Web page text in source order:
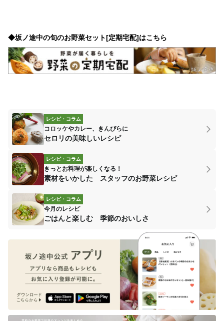
◆坂ノ途中の旬のお野菜セット[定期宅配]はこちら
レシピ・コラム
コロッケやカレー、きんぴらに
セロリの美味しいレシピ
レシピ・コラム
きっとお料理が楽しくなる！
素材をいかした スタッフのお野菜レシピ
レシピ・コラム
今月のレシピ
ごはんと楽しむ 季節のおいしさ